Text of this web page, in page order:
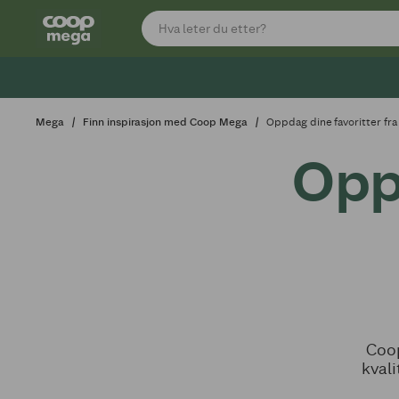
Mega Finn inspirasjon med Coop Mega Oppdag dine favoritter fra